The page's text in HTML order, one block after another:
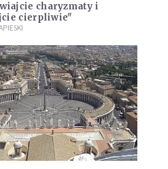
charyzmaty i
cierpliwie"